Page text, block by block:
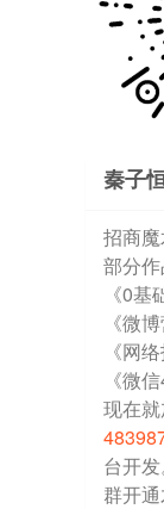
秦子
招商
部分作
《0基
《微
《网
《微
现在就
台开
群开